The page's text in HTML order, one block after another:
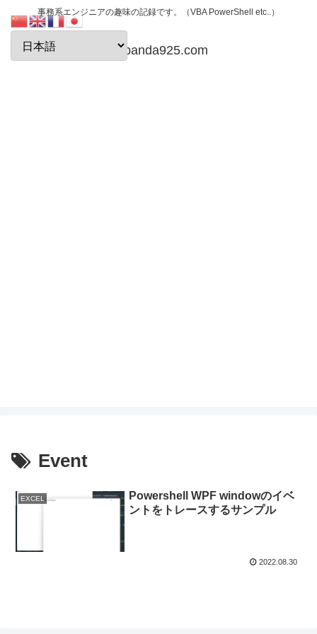
事務系エンジニアの趣味の記録です。（VBA PowerShell etc..）
papanda925.com
Event
EXCEL
Powershell WPF windowのイベ
ントをトレースするサンプル
2022.08.30